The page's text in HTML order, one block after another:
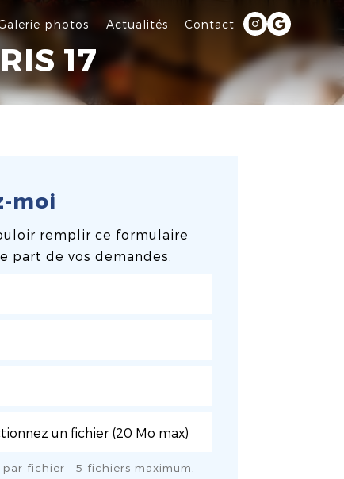
photos Actualités Contact
17
moi
remplir ce formulaire
part de vos demandes.
fichier · 5 fichiers maximum.